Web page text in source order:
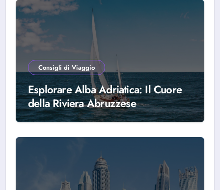
Consigli di Viaggio
Esplorare Alba Adriatica: Il Cuore
della Riviera Abruzzese